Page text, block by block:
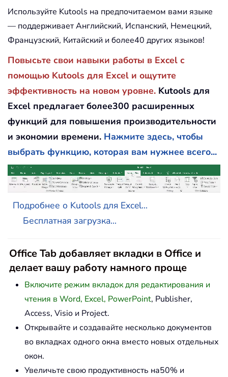
Используйте Kutools на предпочитаемом вами языке
— поддерживает Английский, Испанский, Немецкий,
Французский, Китайский и более40 других языков!
Повысьте свои навыки работы в Excel с
помощью Kutools для Excel и ощутите
эффективность на новом уровне. Kutools для
Excel предлагает более300 расширенных
функций для повышения производительности
и экономии времени. Нажмите здесь, чтобы
выбрать функцию, которая вам нужнее всего...
Подробнее о Kutools для Excel...
Бесплатная загрузка...
Office Tab добавляет вкладки в Office и
делает вашу работу намного проще
Включите режим вкладок для редактирования и
чтения в Word, Excel, PowerPoint, Publisher,
Access, Visio и Project.
Открывайте и создавайте несколько документов
во вкладках одного окна вместо новых отдельных
окон.
Увеличьте свою продуктивность на50% и